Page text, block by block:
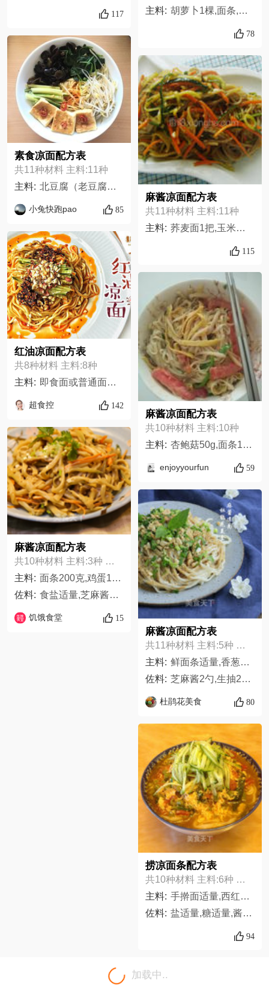
117
素食凉面配方表
共11种材料 主料:11种
主料: 北豆腐（老豆腐）120g,豆芽（可以替换其他蔬菜）保证总蔬菜量在200g,黄瓜保证总蔬菜量在200g,木耳适量，不算蔬菜算菌类,菠菜保证总蔬菜量在200g,意面50g,酱油,醋,蒜泥,姜泥/姜蓉,小辣椒
小兔快跑pao 85
红油凉面配方表
共8种材料 主料:8种
主料: 即食面或普通面条1包180g（熟）,花生10g（20颗）,花椒油2g,香油2g,辣椒油20g,生抽5g,盐1g,黄瓜1段（10厘米）
超食控 142
麻酱凉面配方表
共10种材料 主料:3种 佐料:7种
主料: 面条200克,鸡蛋1个,胡萝卜适量
佐料: 食盐适量,芝麻酱适量,蒜泥适量,香葱适量,糖适量,生抽适量,食用油适量
饥饿食堂 15
主料: 胡萝卜1棵,面条,黄瓜1棵,香油1匙,蒸鱼豉油1匙,凉拌酱油1匙,老醋2匙,芝麻酱,白糖1匙,蒜,,
78
麻酱凉面配方表
共11种材料 主料:11种
主料: 荞麦面1把,玉米面1把,胡萝卜适量,鸡精适量,十三香适量,辣椒面适量,芝麻香油适量,花椒颗粒适量,朝天椒适量,黄瓜适量,葱姜蒜适量,
115
麻酱凉面配方表
共10种材料 主料:10种
主料: 杏鲍菇50g,面条100g,西红柿50g,黄瓜1/4,鸡蛋1个,盐1勺,酱油1勺,麻酱2勺,油少量,花椒粒,
enjoyyourfun 59
麻酱凉面配方表
共11种材料 主料:5种 佐料:6种
主料: 鲜面条适量,香葱3根,香菜2根,花生碎适量,芝麻碎适量,
佐料: 芝麻酱2勺,生抽2勺,陈醋1勺,盐1勺,芝麻油1勺,水4勺
杜鹃花美食 80
捞凉面条配方表
共10种材料 主料:6种 佐料:4种
主料: 手擀面适量,西红柿3个,长豆角适量,荆芥1小把,鸡蛋2个,黄瓜1根,
佐料: 盐适量,糖适量,酱油适量,油适量
94
加载中..